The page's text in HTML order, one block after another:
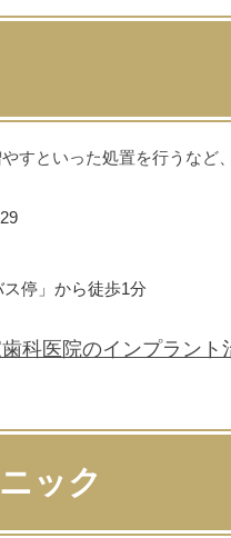
すといった処置を行うなど
停」から徒歩1分
歯科医院のインプラント
ック